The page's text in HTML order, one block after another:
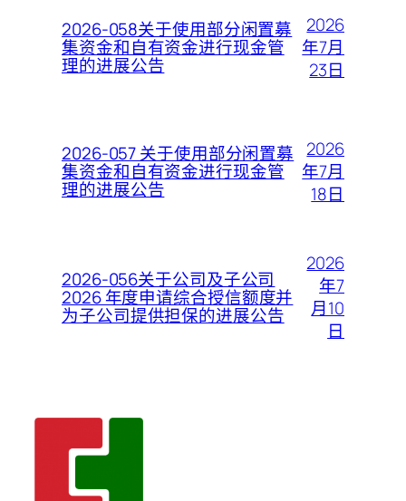
2026-058关于使用部分闲置募
集资金和自有资金进行现金管
理的进展公告
2026
年7月
23日
2026-057 关于使用部分闲置募
集资金和自有资金进行现金管
理的进展公告
2026
年7月
18日
2026-056关于公司及子公司
2026 年度申请综合授信额度并
为子公司提供担保的进展公告
2026
年7
月10
日